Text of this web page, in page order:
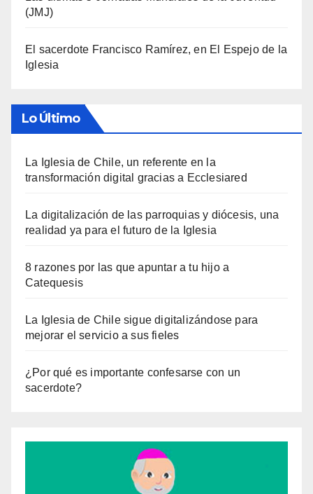
(JMJ)
El sacerdote Francisco Ramírez, en El Espejo de la
Iglesia
Lo Último
La Iglesia de Chile, un referente en la
transformación digital gracias a Ecclesiared
La digitalización de las parroquias y diócesis, una
realidad ya para el futuro de la Iglesia
8 razones por las que apuntar a tu hijo a
Catequesis
La Iglesia de Chile sigue digitalizándose para
mejorar el servicio a sus fieles
¿Por qué es importante confesarse con un
sacerdote?